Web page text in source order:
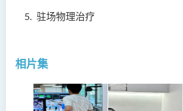
驻场物理治疗
相片集